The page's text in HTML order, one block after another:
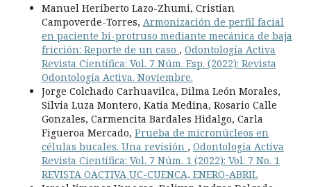
Manuel Heriberto Lazo-Zhumi, Cristian
Campoverde-Torres, Armonización de perfil facial
en paciente bi-protruso mediante mecánica de baja
fricción: Reporte de un caso , Odontología Activa
Revista Científica: Vol. 7 Núm. Esp. (2022): Revista
Odontología Activa. Noviembre.
Jorge Colchado Carhuavilca, Dilma León Morales,
Silvia Luza Montero, Katia Medina, Rosario Calle
Gonzales, Carmencita Bardales Hidalgo, Carla
Figueroa Mercado, Prueba de micronúcleos en
células bucales. Una revisión , Odontología Activa
Revista Científica: Vol. 7 Núm. 1 (2022): Vol. 7 No. 1
REVISTA OACTIVA UC-CUENCA, ENERO-ABRIL